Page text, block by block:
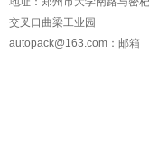
交叉口曲梁工业园
autopack@163.com ：邮箱